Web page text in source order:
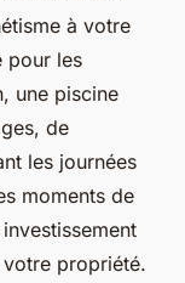
à votre
pour les
une piscine
de
les journées
moments de
propriété.